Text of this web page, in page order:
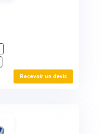
Recevoir un devis